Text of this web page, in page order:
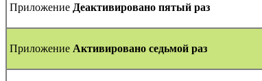
Приложение Деактивировано пятый раз
Приложение Активировано седьмой раз